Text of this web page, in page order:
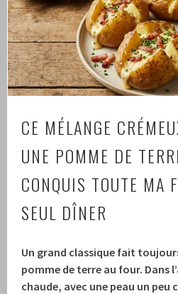
CE MÉLANGE
UNE POMME DE
CONQUIS TOUTE MA
SEUL DÎNER
Un grand classique fait
pomme de terre au four. Dans
chaude, avec une peau un